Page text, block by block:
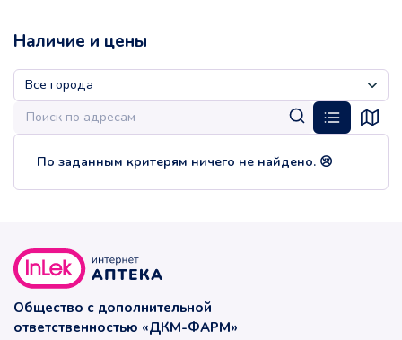
Наличие и цены
По заданным критерям ничего не найдено. 😢
Общество с дополнительной
ответственностью «ДКМ-ФАРМ»